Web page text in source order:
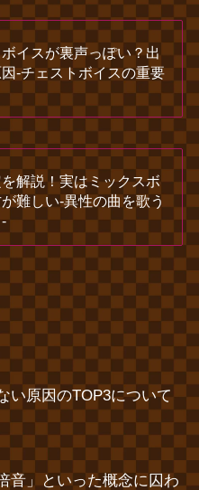
イスが裏声っぽい？出
‐チェストボイスの重要
解説！実はミックスボ
難しい‐異性の曲を歌う
い原因のTOP3について
音」といった概念に囚わ